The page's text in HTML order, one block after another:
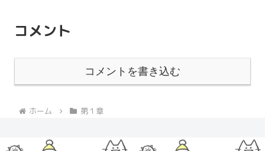
コメント
コメントを書き込む
ホーム 第１章